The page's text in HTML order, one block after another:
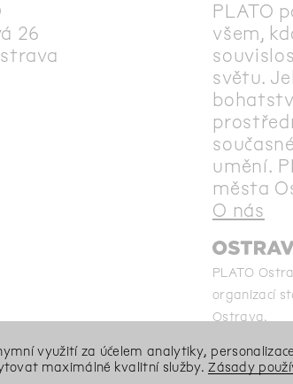
26
PLATO
všem,
světu.
umění.
města
O nás
PLATO
organizací
Ostrava.
využití za účelem analytiky,
maximálně kvalitní služby.Zásady